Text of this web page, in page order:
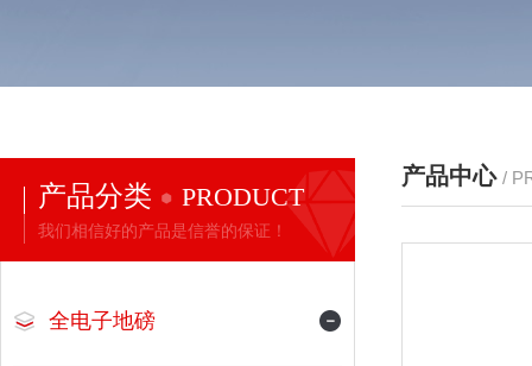
产品分类 PRODUCT
我们相信好的产品是信誉的保证！
全电子地磅
产品中心 /